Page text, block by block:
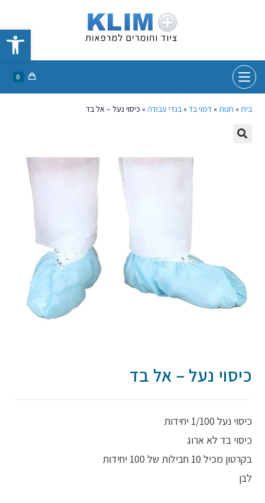
פתח סרגל נגישות
0
בית» חנות»דמוי בד»בגדי עבודה» כיסוי נעל – אל בד
כיסוי נעל – אל בד
כיסוי נעל 1/100 יחידות
כיסוי בד לא ארוג
בקרטון מכיל 10 חבילות של 100 יחידות
לבן